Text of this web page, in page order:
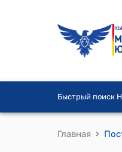
Быстрый поиск
Главная ›